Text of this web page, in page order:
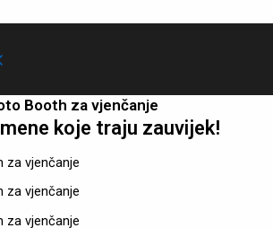
Booth za vjenčanje
koje traju zauvijek!